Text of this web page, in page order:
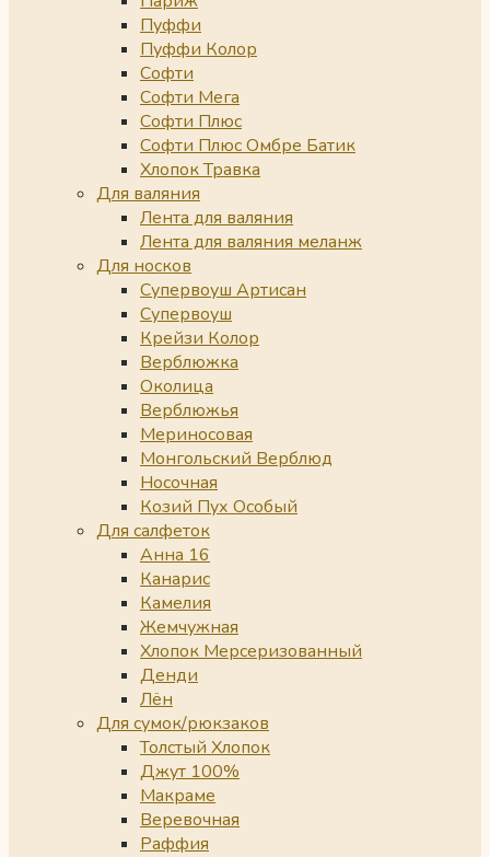
Пуффи
Пуффи Колор
Софти
Софти Мега
Софти Плюс
Софти Плюс Омбре Батик
Хлопок Травка
Для валяния
Лента для валяния
Лента для валяния меланж
Для носков
Супервоуш Артисан
Супервоуш
Крейзи Колор
Верблюжка
Околица
Верблюжья
Мериносовая
Монгольский Верблюд
Носочная
Козий Пух Особый
Для салфеток
Анна 16
Канарис
Камелия
Жемчужная
Хлопок Мерсеризованный
Денди
Лён
Для сумок/рюкзаков
Толстый Хлопок
Джут 100%
Макраме
Веревочная
Раффия